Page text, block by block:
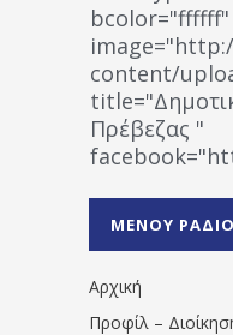
content/
Πρέβεζας "
ΜΕΝΟΥ
Αρχική
Προφίλ –